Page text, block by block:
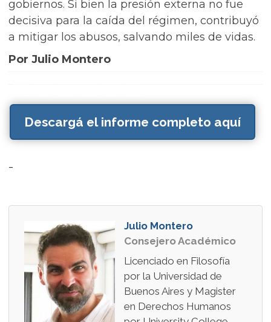
gobiernos. Si bien la presión externa no fue
decisiva para la caída del régimen, contribuyó
a mitigar los abusos, salvando miles de vidas.
Por Julio Montero
Descargá el informe completo aquí
-
Julio Montero
Consejero Académico
Licenciado en Filosofía
por la Universidad de
Buenos Aires y Magister
en Derechos Humanos